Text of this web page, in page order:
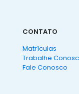
CONTATO
Matrículas
Trabalhe
Fale Conosco